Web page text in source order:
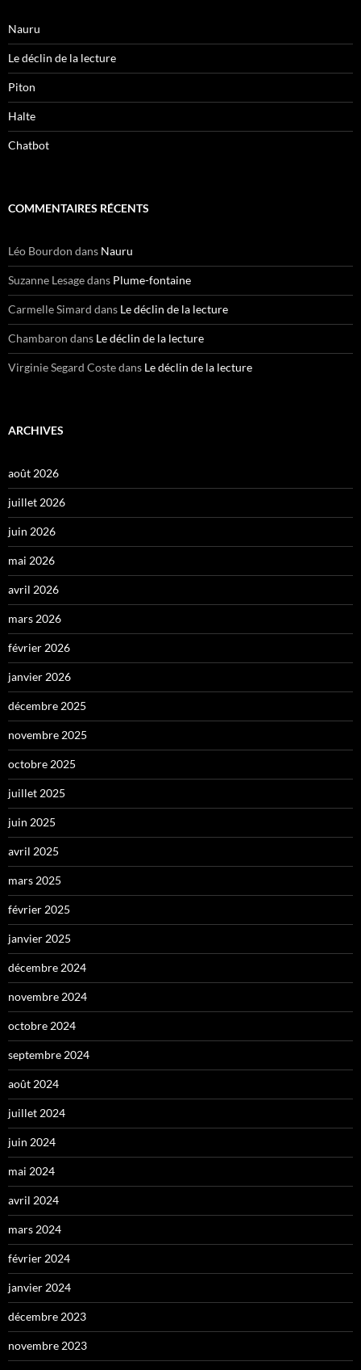
Nauru
Le déclin de la lecture
Piton
Halte
Chatbot
COMMENTAIRES RÉCENTS
Léo Bourdon dans Nauru
Suzanne Lesagedans Plume-fontaine
Carmelle Simard dans Le déclin de la lecture
Chambaron dans Le déclin de la lecture
Virginie Segard Costedans Le déclin de la lecture
ARCHIVES
août 2026
juillet 2026
juin 2026
mai 2026
avril 2026
mars 2026
février 2026
janvier 2026
décembre 2025
novembre 2025
octobre 2025
juillet 2025
juin 2025
avril 2025
mars 2025
février 2025
janvier 2025
décembre 2024
novembre 2024
octobre 2024
septembre 2024
août 2024
juillet 2024
juin 2024
mai 2024
avril 2024
mars 2024
février 2024
janvier 2024
décembre 2023
novembre 2023